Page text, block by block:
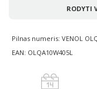
RODYTI
Pilnas numeris: VENOL
EAN: OLQA10W405L